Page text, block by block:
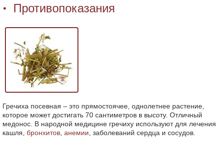
Противопоказания
Гречиха посевная – это прямостоячее, однолетнее растение,
которое может достигать 70 сантиметров в высоту. Отличный
медонос. В народной медицине гречиху используют для лечения
кашля, бронхитов анемии , заболеваний сердца и сосудов.